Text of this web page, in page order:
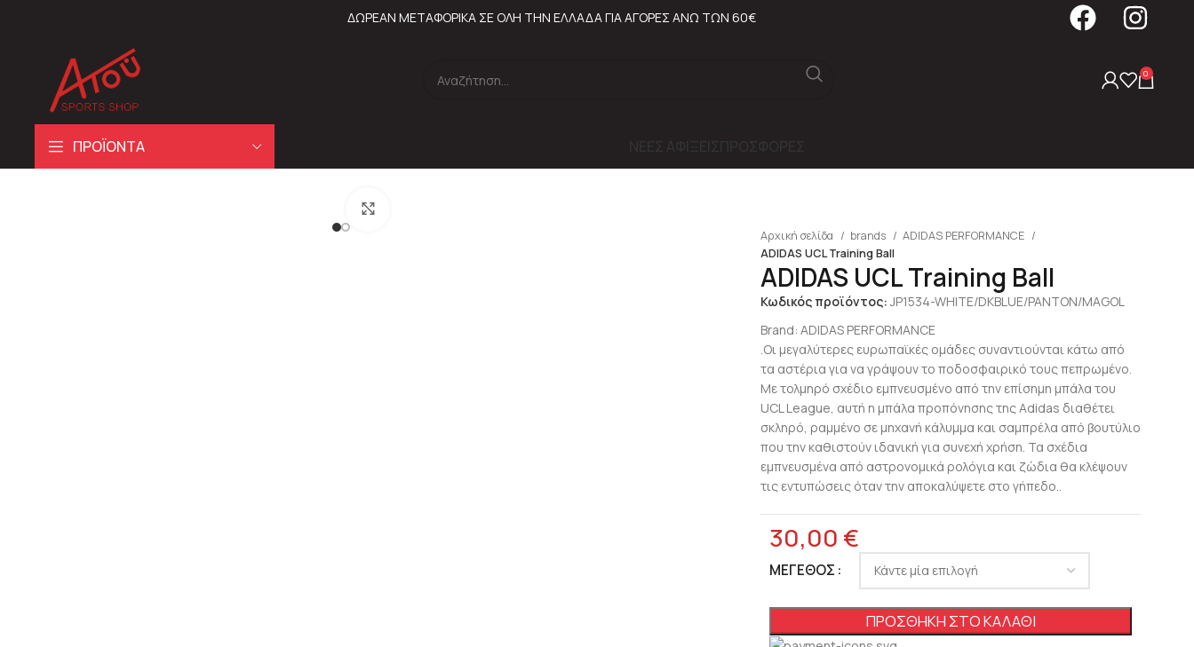
ΔΩΡΕΑΝ ΜΕΤΑΦΟΡΙΚΑ ΣΕ ΟΛΗ ΤΗΝ ΕΛΛΑΔΑ ΓΙΑ ΑΓΟΡΕΣ ΑΝΩ ΤΩΝ 60€
0
ΠΡΟΪΟΝΤΑ
Αρχική σελίδα
brands
ADIDAS PERFORMANCE
ADIDAS UCL Training Ball
ADIDAS UCL Training Ball
Κωδικός προϊόντος:JP1534-WHITE/DKBLUE/PANTON/MAGOL
Brand: ADIDAS PERFORMANCE
.Οι μεγαλύτερες ευρωπαϊκές ομάδες συναντιούνται κάτω από
τα αστέρια για να γράψουν το ποδοσφαιρικό τους πεπρωμένο.
Με τολμηρό σχέδιο εμπνευσμένο από την επίσημη μπάλα του
UCL League, αυτή η μπάλα προπόνησης της Adidas διαθέτει
σκληρό, ραμμένο σε μηχανή κάλυμμα και σαμπρέλα από βουτύλιο
που την καθιστούν ιδανική για συνεχή χρήση. Τα σχέδια
εμπνευσμένα από αστρονομικά ρολόγια και ζώδια θα κλέψουν
τις εντυπώσεις όταν την αποκαλύψετε στο γήπεδο..
30,00 €
ΜΈΓΕΘΟΣ
ΠΡΟΣΘΉΚΗ ΣΤΟ ΚΑΛΆΘΙ